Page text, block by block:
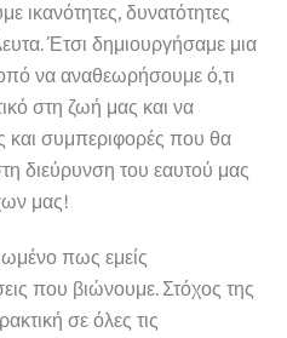
ικανότητες, δυνατότητες
Έτσι δημιουργήσαμε μια
να αναθεωρήσουμε ό,τι
στη ζωή μας και να
και συμπεριφορές που θα
διεύρυνση του εαυτού μας
μας!
πως εμείς
που βιώνουμε. Στόχος της
σε όλες τις